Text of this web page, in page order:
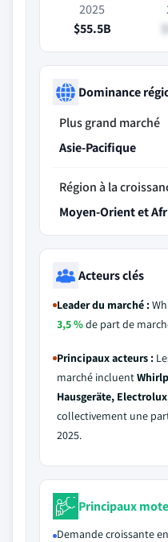
2025
$55.5B
Dominance
Plus grand marché
Asie-Pacifique
Région à la
Moyen-Orient et
Acteurs clés
Leader du marché :
3,5 %de part de
Principaux acteurs :
marché incluent
Hausgeräte,
collectivement une
2025.
Principaux
Demande croissante